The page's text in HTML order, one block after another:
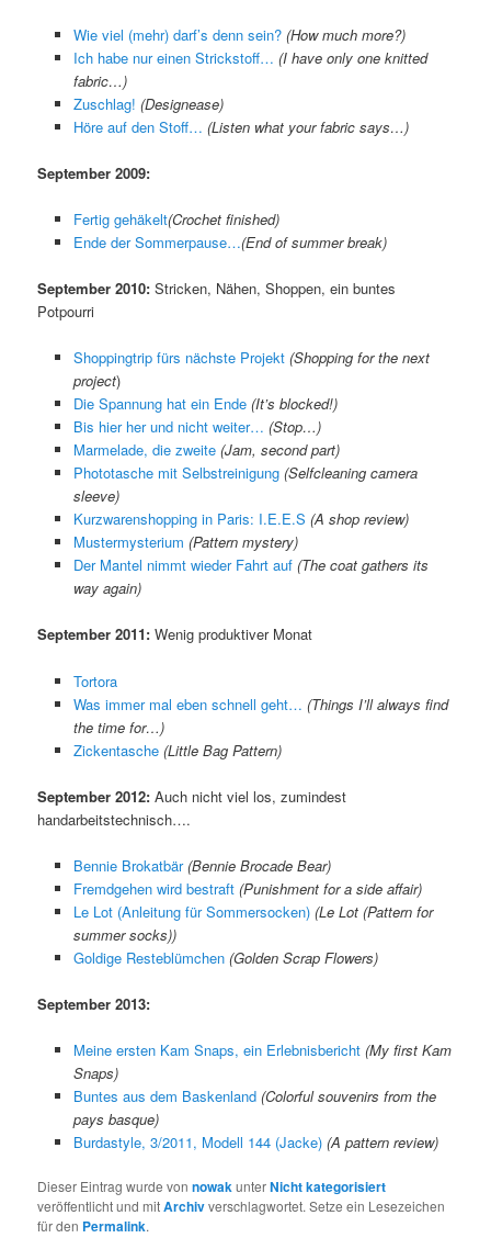
Wie viel (mehr) darf’s denn sein? (How much more?)
Ich habe nur einen Strickstoff… (I have only one knitted
fabric…)
Zuschlag! (Designease)
Höre auf den Stoff… (Listen what your fabric says…)
September 2009:
Fertig gehäkelt(Crochet finished)
Ende der Sommerpause…(End of summer break)
September 2010:Stricken, Nähen, Shoppen, ein buntes
Potpourri
Shoppingtrip fürs nächste Projekt (Shopping for the next
project)
Die Spannung hat ein Ende (It’s blocked!)
Bis hier her und nicht weiter… (Stop…)
Marmelade, die zweite (Jam, second part)
Phototasche mit Selbstreinigung (Selfcleaning camera
sleeve)
Kurzwarenshopping in Paris: I.E.E.S (A shop review)
Mustermysterium (Pattern mystery)
Der Mantel nimmt wieder Fahrt auf (The coat gathers its
way again)
September 2011: Wenig produktiver Monat
Tortora
Was immer mal eben schnell geht… (Things I’ll always find
the time for…)
Zickentasche (Little Bag Pattern)
September 2012:Auch nicht viel los, zumindest
handarbeitstechnisch….
Bennie Brokatbär (Bennie Brocade Bear)
Fremdgehen wird bestraft (Punishment for a side affair)
Le Lot (Anleitung für Sommersocken) (Le Lot (Pattern for
summer socks))
Goldige Resteblümchen (Golden Scrap Flowers)
September 2013:
Meine ersten Kam Snaps, ein Erlebnisbericht (My first Kam
Snaps)
Buntes aus dem Baskenland (Colorful souvenirs from the
pays basque)
Burdastyle, 3/2011, Modell 144 (Jacke) (A pattern review)
Dieser Eintrag wurde vonnowakunterNicht kategorisiert
veröffentlicht und mitArchivverschlagwortet. Setze ein Lesezeichen
für den Permalink.